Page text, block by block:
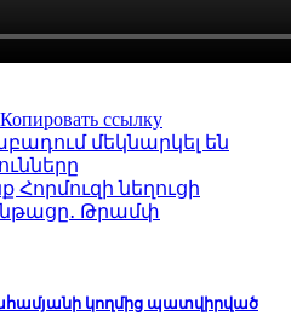
Копировать ссылку
մեկնարկել են
Հորմուզի նեղուցի
Թրամփ
կողմից պատվիրված